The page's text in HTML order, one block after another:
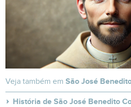
Veja também emSão José
História de São José Benedito